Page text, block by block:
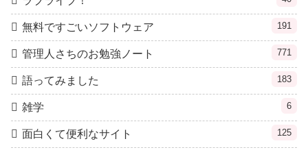
無料ですごいソフトウェア 191
管理人さちのお勉強ノート 771
語ってみました 183
雑学 6
面白くて便利なサイト 125